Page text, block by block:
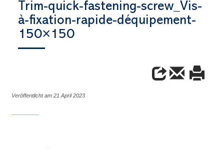
Trim-quick-fastening-screw_Vis-
à-fixation-rapide-déquipement-
150×150
Veröffentlicht am 21 April 2023